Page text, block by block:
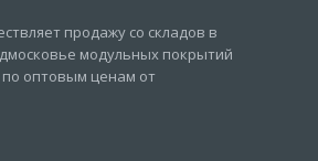
продажу со складов в
модульных покрытий
по оптовым ценам от